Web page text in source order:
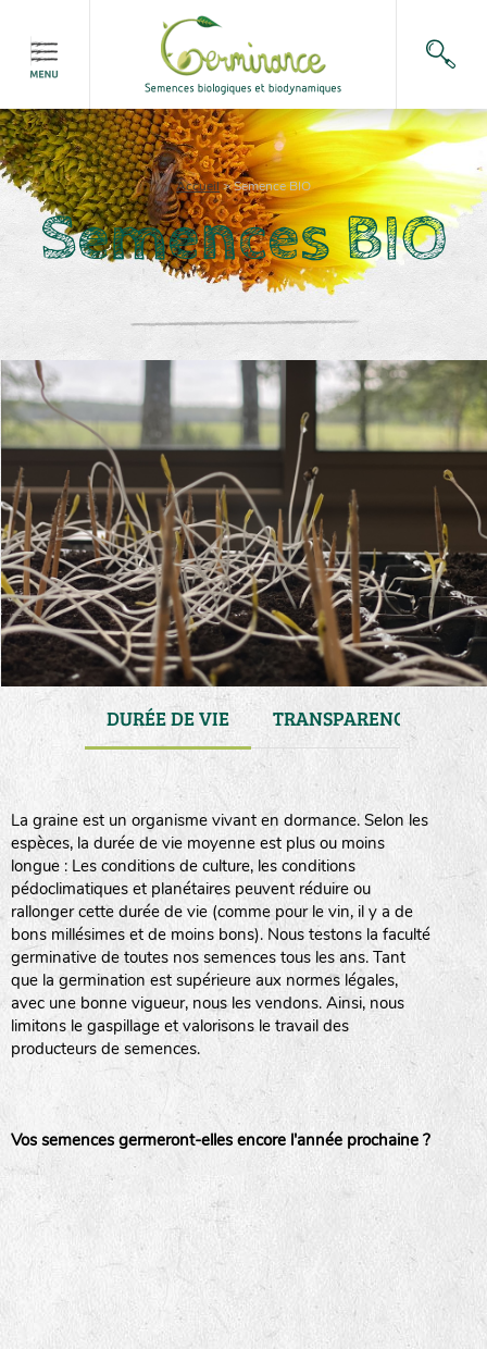
Accueil>Semence BIO
Semences BIO
DURÉE DE VIE TRANSPARENCE
La graine est un organisme vivant en dormance. Selon les
espèces, la durée de vie moyenne est plus ou moins
longue : Les conditions de culture, les conditions
pédoclimatiques et planétaires peuvent réduire ou
rallonger cette durée de vie (comme pour le vin, il y a de
bons millésimes et de moins bons). Nous testons la faculté
germinative de toutes nos semences tous les ans. Tant
que la germination est supérieure aux normes légales,
avec une bonne vigueur, nous les vendons. Ainsi, nous
limitons le gaspillage et valorisons le travail des
producteurs de semences.
Vos semences germeront-elles encore l'année prochaine ?
haies
zone sauvage
tas de compost